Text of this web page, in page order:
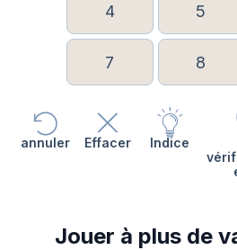
4 5
7 8
annuler Effacer Indice
Jouer à plus de